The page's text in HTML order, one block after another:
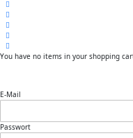
You have no items in your shopping
E-Mail
Passwort